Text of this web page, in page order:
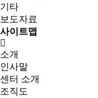
기타
보도자료
사이트맵
소개
인사말
센터 소개
조직도